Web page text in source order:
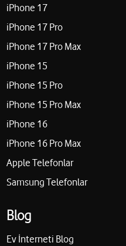
iPhone 17
iPhone 17 Pro
iPhone 17 Pro Max
iPhone 15
iPhone 15 Pro
iPhone 15 Pro Max
iPhone 16
iPhone 16 Pro Max
Apple Telefonlar
Samsung Telefonlar
Blog
Ev İnterneti Blog